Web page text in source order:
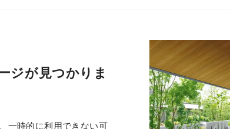
ジが見つかりま
一時的に利用できない可